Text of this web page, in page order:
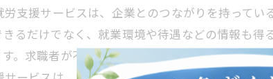
支援サービスは、企業とのつながりを持って
るだけでなく、就業環境や待遇などの情報も
。求職者が不安や悩みを抱えた場合には、相